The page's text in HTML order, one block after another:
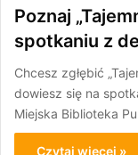
Poznaj
spotkaniu z
Chcesz zgłębić
dowiesz się na
Miejska Biblioteka
Czytaj więcej »